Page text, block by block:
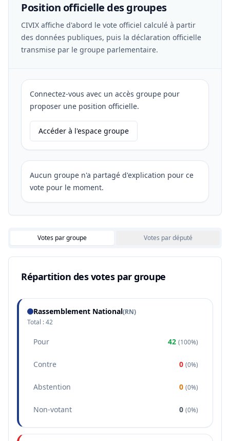
Position officielle des groupes
CIVIX affiche d'abord le vote officiel calculé à partir
des données publiques, puis la déclaration officielle
transmise par le groupe parlementaire.
Connectez-vous avec un accès groupe pour
proposer une position officielle.
Accéder à l'espace groupe
Aucun groupe n'a partagé d'explication pour ce
vote pour le moment.
Votes par groupe Votes par député
Répartition des votes par groupe
Rassemblement National(RN)
Total :42
Pour 42 (100%)
Contre 0 (0%)
Abstention 0 (0%)
Non-votant 0 (0%)